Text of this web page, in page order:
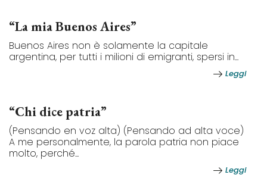
“La mia Buenos Aires”
Buenos Aires non è solamente la capitale
argentina, per tutti i milioni di emigranti, spersi in...
Leggi
“Chi dice patria”
(Pensando en voz alta) (Pensando ad alta voce)
A me personalmente, la parola patria non piace
molto, perché...
Leggi